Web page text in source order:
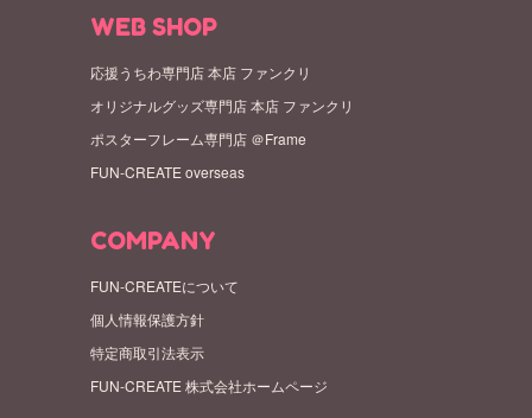
WEB SHOP
応援うちわ専門店 本店 ファンクリ
オリジナルグッズ専門店 本店 ファンクリ
ポスターフレーム専門店 ＠Frame
FUN-CREATE overseas
COMPANY
FUN-CREATEについて
個人情報保護方針
特定商取引法表示
FUN-CREATE 株式会社ホームページ